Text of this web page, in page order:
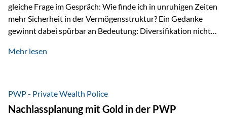
gleiche Frage im Gespräch: Wie finde ich in unruhigen Zeiten
mehr Sicherheit in der Vermögensstruktur? Ein Gedanke
gewinnt dabei spürbar an Bedeutung: Diversifikation nicht
Wer Vermögen ausschließlich in einem Rechtsraum
Liechtenstein eine Rolle spielen: außerhalb der EU, ohne
Euro, mit einem eigenständigen Rechts- und Finanzplatz.
Und genau an dieser Stelle setzt der 3-Zellenschutz an –…
Mehr lesen
PWP - Private Wealth Police
Nachlassplanung mit Gold in der PWP